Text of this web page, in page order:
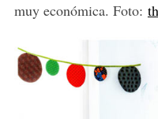
muy económica. Foto: